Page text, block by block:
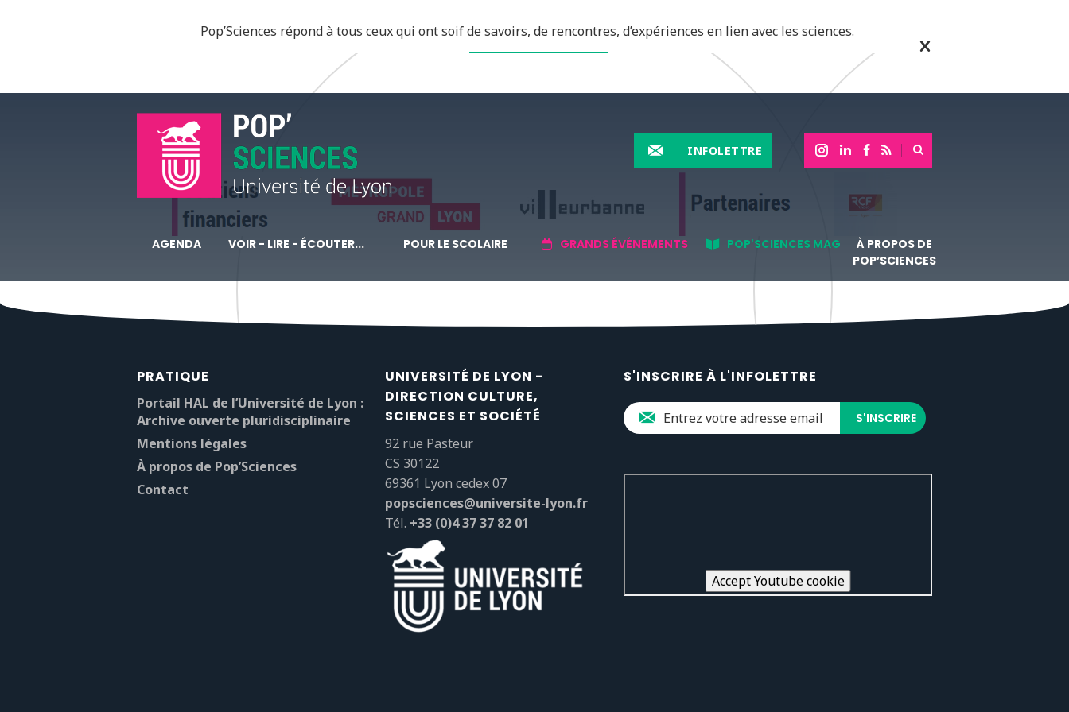
Pop’Sciences répond à tous ceux qui ont soif de savoirs, de rencontres, d’expériences en lien avec les sciences.
INFOLETTRE
AGENDA VOIR - LIRE - ÉCOUTER... POUR LE SCOLAIRE GRANDS ÉVÉNEMENTS POP'SCIENCES MAG
À PROPOS DE
POP’SCIENCES
PRATIQUE
Portail HAL de l’Université de Lyon :
Archive ouverte pluridisciplinaire
Mentions légales
À propos de Pop’Sciences
Contact
UNIVERSITÉ DE LYON -
DIRECTION CULTURE,
SCIENCES ET SOCIÉTÉ
92 rue Pasteur
CS 30122
69361 Lyon cedex 07
popsciences@universite-lyon.fr
Tél. +33 (0)4 37 37 82 01
S'INSCRIRE À L'INFOLETTRE
Accept Youtube cookie